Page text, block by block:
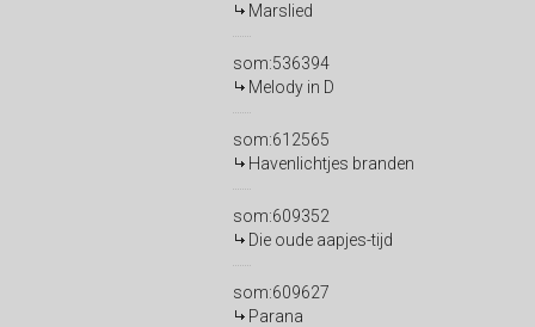
Marslied
som:536394
Melody in D
som:612565
Havenlichtjes branden
som:609352
Die oude aapjes-tijd
som:609627
Parana